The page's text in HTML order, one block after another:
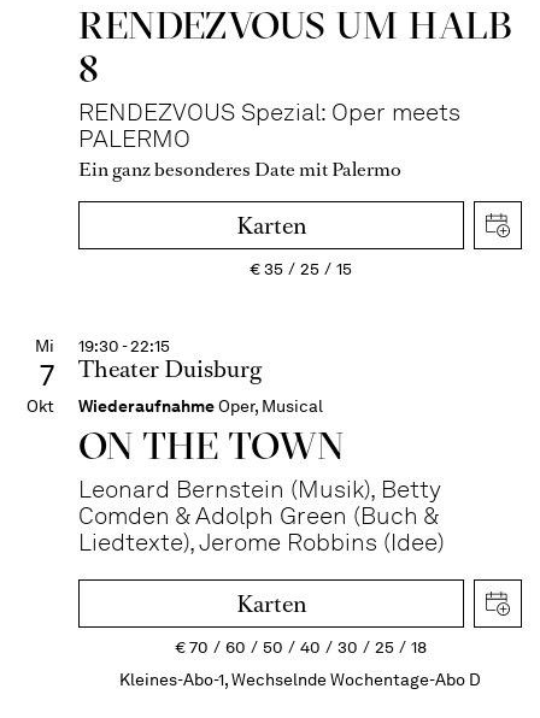
RENDEZVOUS UM HALB
8
RENDEZVOUS Spezial: Oper meets
PALERMO
Ein ganz besonderes Date mit Palermo
Karten
€35 25 15
Mi
7
Okt
19:30 - 22:15
Theater Duisburg
WiederaufnahmeOper, Musical
ON THE TOWN
Leonard Bernstein (Musik), Betty
Comden & Adolph Green (Buch &
Liedtexte), Jerome Robbins (Idee)
Karten
€70 60 50 40 30 25
18
Kleines-Abo-1, Wechselnde Wochentage-Abo D